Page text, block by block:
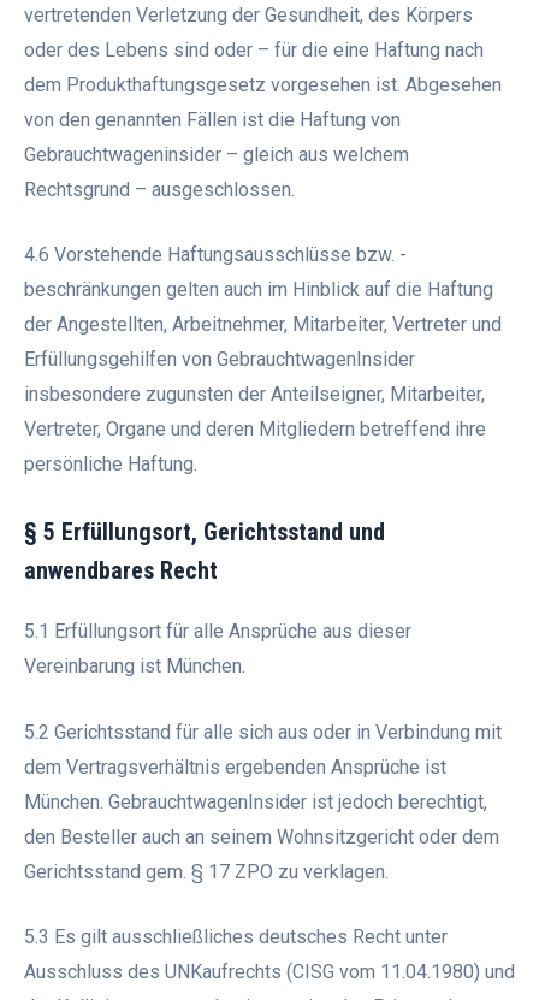
vertretenden Verletzung der Gesundheit, des Körpers
oder des Lebens sind oder – für die eine Haftung nach
dem Produkthaftungsgesetz vorgesehen ist. Abgesehen
von den genannten Fällen ist die Haftung von
Gebrauchtwageninsider – gleich aus welchem
Rechtsgrund – ausgeschlossen.
4.6 Vorstehende Haftungsausschlüsse bzw. -
beschränkungen gelten auch im Hinblick auf die Haftung
der Angestellten, Arbeitnehmer, Mitarbeiter, Vertreter und
Erfüllungsgehilfen von GebrauchtwagenInsider
insbesondere zugunsten der Anteilseigner, Mitarbeiter,
Vertreter, Organe und deren Mitgliedern betreffend ihre
persönliche Haftung.
§ 5 Erfüllungsort, Gerichtsstand und
anwendbares Recht
5.1 Erfüllungsort für alle Ansprüche aus dieser
Vereinbarung ist München.
5.2 Gerichtsstand für alle sich aus oder in Verbindung mit
dem Vertragsverhältnis ergebenden Ansprüche ist
München. GebrauchtwagenInsider ist jedoch berechtigt,
den Besteller auch an seinem Wohnsitzgericht oder dem
Gerichtsstand gem. § 17 ZPO zu verklagen.
5.3 Es gilt ausschließliches deutsches Recht unter
Ausschluss des UNKaufrechts (CISG vom 11.04.1980) und